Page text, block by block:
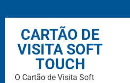
CARTÃO DE
VISITA SOFT
TOUCH
O Cartão de Visita Soft